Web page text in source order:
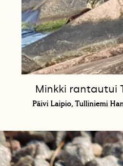
Minkki rantautui
Päivi Laipio, Tulliniemi